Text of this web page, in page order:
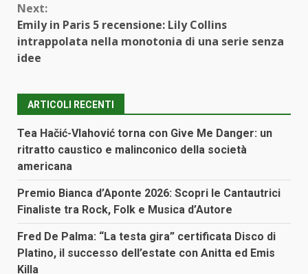
Next:
Emily in Paris 5 recensione: Lily Collins
intrappolata nella monotonia di una serie senza
idee
ARTICOLI RECENTI
Tea Hačić-Vlahović torna con Give Me Danger: un
ritratto caustico e malinconico della società
americana
Premio Bianca d’Aponte 2026: Scopri le Cantautrici
Finaliste tra Rock, Folk e Musica d’Autore
Fred De Palma: “La testa gira” certificata Disco di
Platino, il successo dell’estate con Anitta ed Emis
Killa